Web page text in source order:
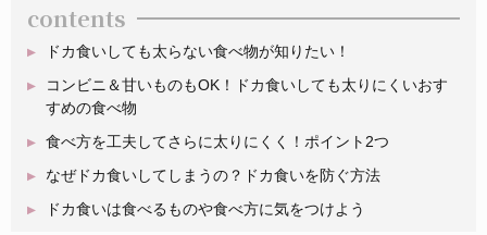
contents
ドカ食いしても太らない食べ物が知りたい！
コンビニ＆甘いものもOK！ドカ食いしても太りにくいおす
すめの食べ物
食べ方を工夫してさらに太りにくく！ポイント2つ
なぜドカ食いしてしまうの？ドカ食いを防ぐ方法
ドカ食いは食べるものや食べ方に気をつけよう